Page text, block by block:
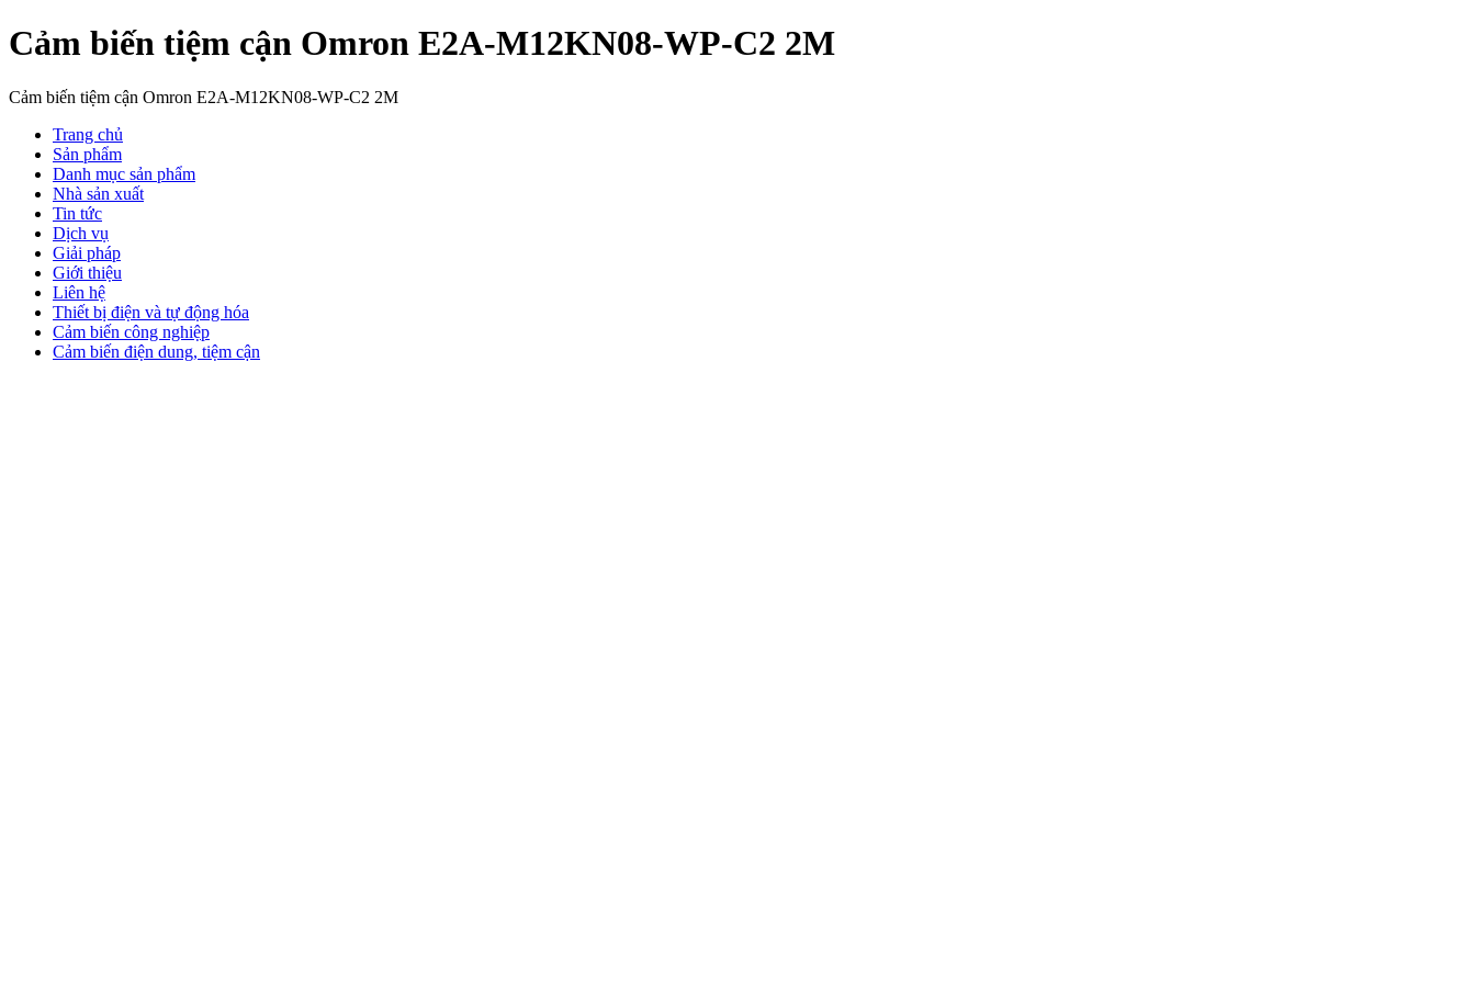
Cảm biến tiệm cận Omron E2A-M12KN08-WP-C2 2M
Cảm biến tiệm cận Omron E2A-M12KN08-WP-C2 2M
Trang chủ
Sản phẩm
Danh mục sản phẩm
Nhà sản xuất
Tin tức
Dịch vụ
Giải pháp
Giới thiệu
Liên hệ
Thiết bị điện và tự động hóa
Cảm biến công nghiệp
Cảm biến điện dung, tiệm cận